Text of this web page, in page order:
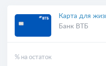
Карта для
Банк ВТБ
% на остаток